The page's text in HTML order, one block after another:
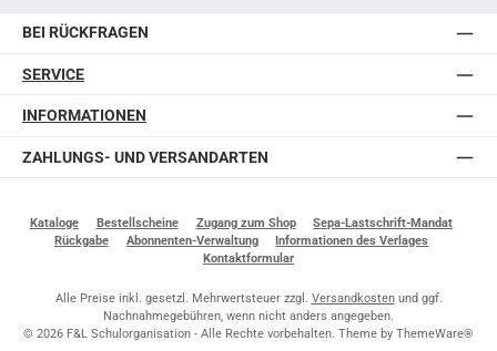
BEI RÜCKFRAGEN
SERVICE
INFORMATIONEN
ZAHLUNGS- UND VERSANDARTEN
Kataloge Bestellscheine Zugang zum Shop
Sepa-Lastschrift-Mandat
Rückgabe
Abonnenten-Verwaltung
Informationen des Verlages
Kontaktformular
Alle Preise inkl. gesetzl. Mehrwertsteuer zzgl. Versandkostenund ggf.
Nachnahmegebühren, wenn nicht anders angegeben.
© 2026 F&L Schulorganisation - Alle Rechte vorbehalten. Theme by ThemeWare®